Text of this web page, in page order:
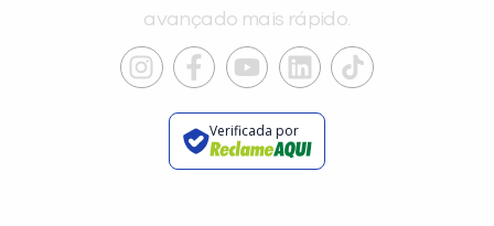
avançado mais rápido.
Verificada por